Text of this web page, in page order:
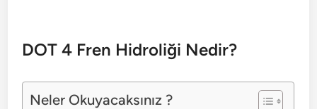
DOT 4 Fren Hidroliği Nedir?
Neler Okuyacaksınız ?